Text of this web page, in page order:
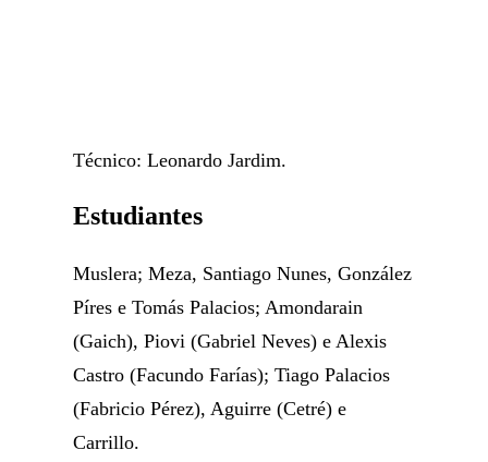
Técnico: Leonardo Jardim.
Estudiantes
Muslera; Meza, Santiago Nunes, González
Píres e Tomás Palacios; Amondarain
(Gaich), Piovi (Gabriel Neves) e Alexis
Castro (Facundo Farías); Tiago Palacios
(Fabricio Pérez), Aguirre (Cetré) e
Carrillo.